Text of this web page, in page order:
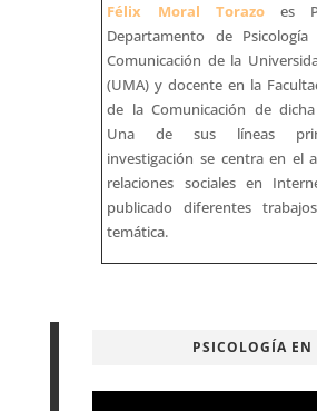
Félix Moral Torazoes
Departamento de
Comunicación de la
(UMA) y docente en la
de la Comunicación de
Una de sus líneas
investigación se centra en el
relaciones sociales en
publicado diferentes
temática.
PSICOLOGÍA EN